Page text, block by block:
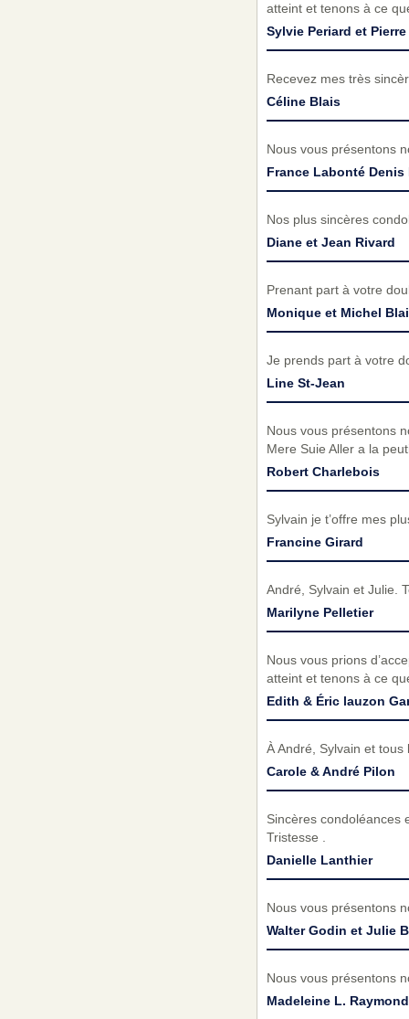
atteint et tenons à ce
Sylvie Periard et
Recevez mes très
Céline Blais
Nous vous présentons
France Labonté Denis
Nos plus sincères
Diane et Jean Rivard
Prenant part à votre
Monique et Michel
Je prends part à votre
Line St-Jean
Nous vous présentons
Mere Suie Aller a la
Robert Charlebois
Sylvain je t’offre mes
Francine Girard
André, Sylvain et Julie.
Marilyne Pelletier
Nous vous prions
atteint et tenons à ce
Edith & Éric lauzon
À André, Sylvain et
Carole & André Pilon
Sincères condoléances
Tristesse .
Danielle Lanthier
Nous vous présentons
Walter Godin et Julie
Nous vous présentons
Madeleine L.